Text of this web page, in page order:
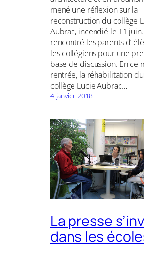
mené une réflexion sur la
reconstruction du collège
Aubrac, incendié le 11
rencontré les parents d’
les collégiens pour une
base de discussion. En ce
rentrée, la réhabilitation du
collège Lucie Aubrac…
4 janvier 2018
La presse
dans les